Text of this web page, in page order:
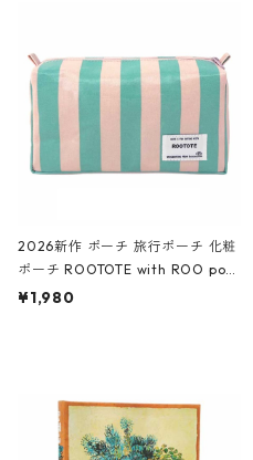
ーガンディー、オフホワイト
2026新作 ポーチ 旅行ポーチ 化粧
ポーチ ROOTOTE with ROO pou
ch 3532 ルートート WR.ポーチ.ラ
¥1,980